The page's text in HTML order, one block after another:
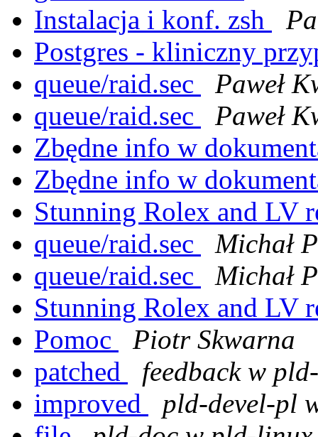
Instalacja i konf. zsh
Postgres - kliniczny
queue/raid.sec
Paweł
queue/raid.sec
Paweł
Zbędne info w
Zbędne info w
Stunning Rolex and LV
queue/raid.sec
Michał
queue/raid.sec
Michał
Stunning Rolex and LV
Pomoc
Piotr Skwarna
patched
feedback w
improved
pld-devel-pl